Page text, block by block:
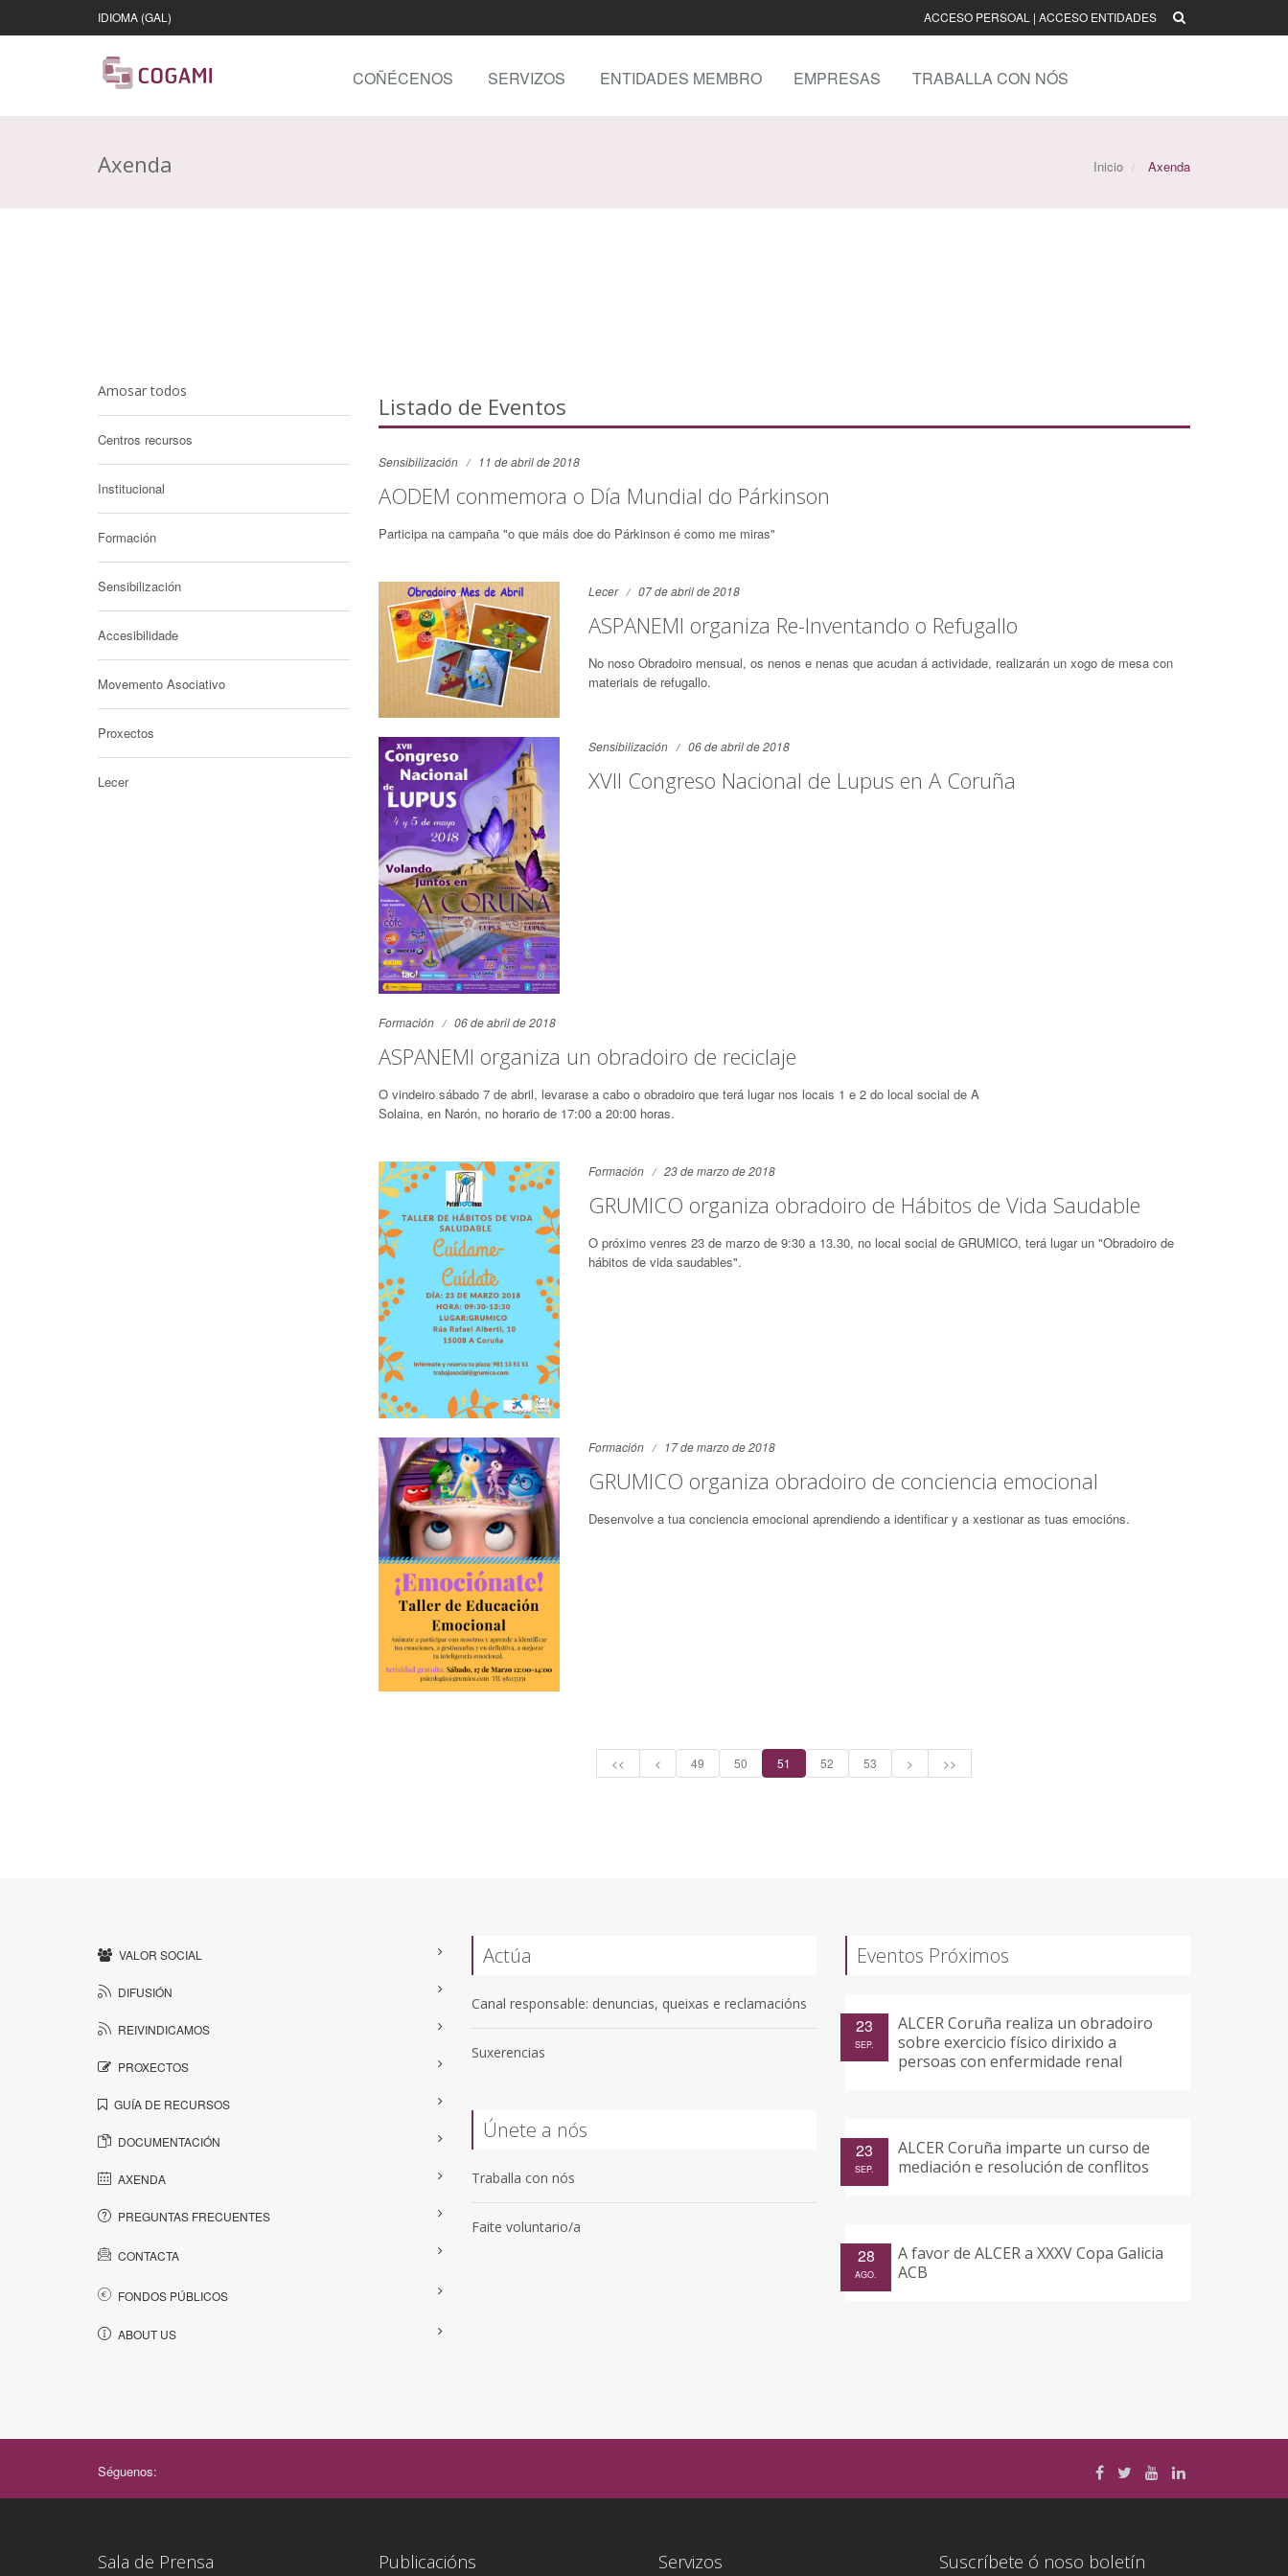
IDIOMA (GAL) ACCESO PERSOAL | ACCESO ENTIDADES
COÑÉCENOS SERVIZOS ENTIDADES MEMBRO EMPRESAS TRABALLA CON NÓS
Axenda Inicio Axenda
Amosar todos
Centros recursos
Institucional
Formación
Sensibilización
Accesibilidade
Movemento Asociativo
Proxectos
Lecer
Listado de Eventos
Sensibilización 11 de abril de 2018
AODEM conmemora o Día Mundial do Párkinson
Participa na campaña "o que máis doe do Párkinson é como me miras"
Lecer 07 de abril de 2018
ASPANEMI organiza Re-Inventando o Refugallo
No noso Obradoiro mensual, os nenos e nenas que acudan á actividade, realizarán un xogo de mesa con
materiais de refugallo.
Sensibilización 06 de abril de 2018
XVII Congreso Nacional de Lupus en A Coruña
Formación 06 de abril de 2018
ASPANEMI organiza un obradoiro de reciclaje
O vindeiro sábado 7 de abril, levarase a cabo o obradoiro que terá lugar nos locais 1 e 2 do local social de A
Solaina, en Narón, no horario de 17:00 a 20:00 horas.
Formación 23 de marzo de 2018
GRUMICO organiza obradoiro de Hábitos de Vida Saudable
O próximo venres 23 de marzo de 9:30 a 13.30, no local social de GRUMICO, terá lugar un "Obradoiro de
hábitos de vida saudables".
Formación 17 de marzo de 2018
GRUMICO organiza obradoiro de conciencia emocional
Desenvolve a tua conciencia emocional aprendiendo a identificar y a xestionar as tuas emocións.
<< < 49 50 51 52 53 > >>
VALOR SOCIAL
DIFUSIÓN
REIVINDICAMOS
PROXECTOS
GUÍA DE RECURSOS
DOCUMENTACIÓN
AXENDA
PREGUNTAS FRECUENTES
CONTACTA
FONDOS PÚBLICOS
ABOUT US
Actúa
Canal responsable: denuncias, queixas e reclamacións
Suxerencias
Únete a nós
Traballa con nós
Faite voluntario/a
Eventos Próximos
ALCER Coruña realiza un obradoiro
sobre exercicio físico dirixido a
persoas con enfermidade renal
23
SEP.
ALCER Coruña imparte un curso de
mediación e resolución de conflitos
23
SEP.
A favor de ALCER a XXXV Copa Galicia
ACB
28
AGO.
Séguenos:
Sala de Prensa Publicacións Servizos Suscríbete ó noso boletín